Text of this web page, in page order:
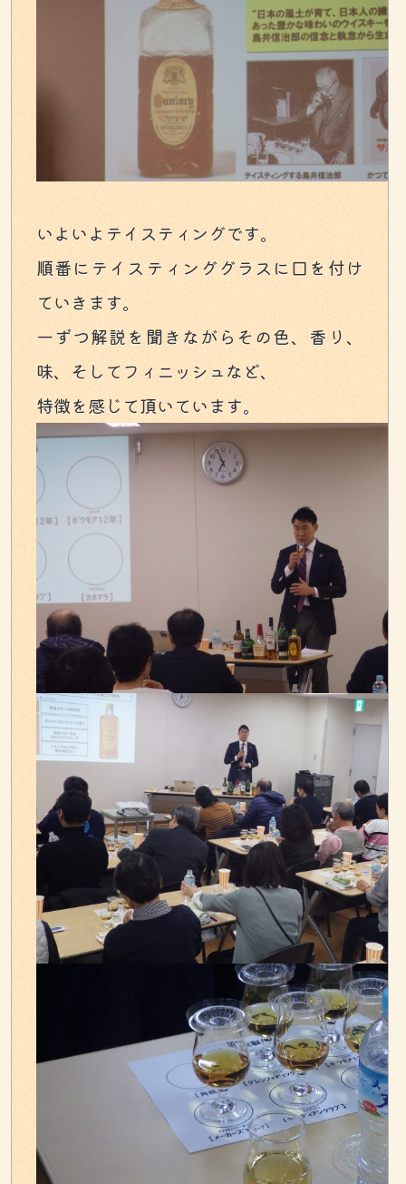
いよいよテイスティングです。
順番にテイスティンググラスに口を付け
ていきます。
一ずつ解説を聞きながらその色、香り、
味、そしてフィニッシュなど、
特徴を感じて頂いています。